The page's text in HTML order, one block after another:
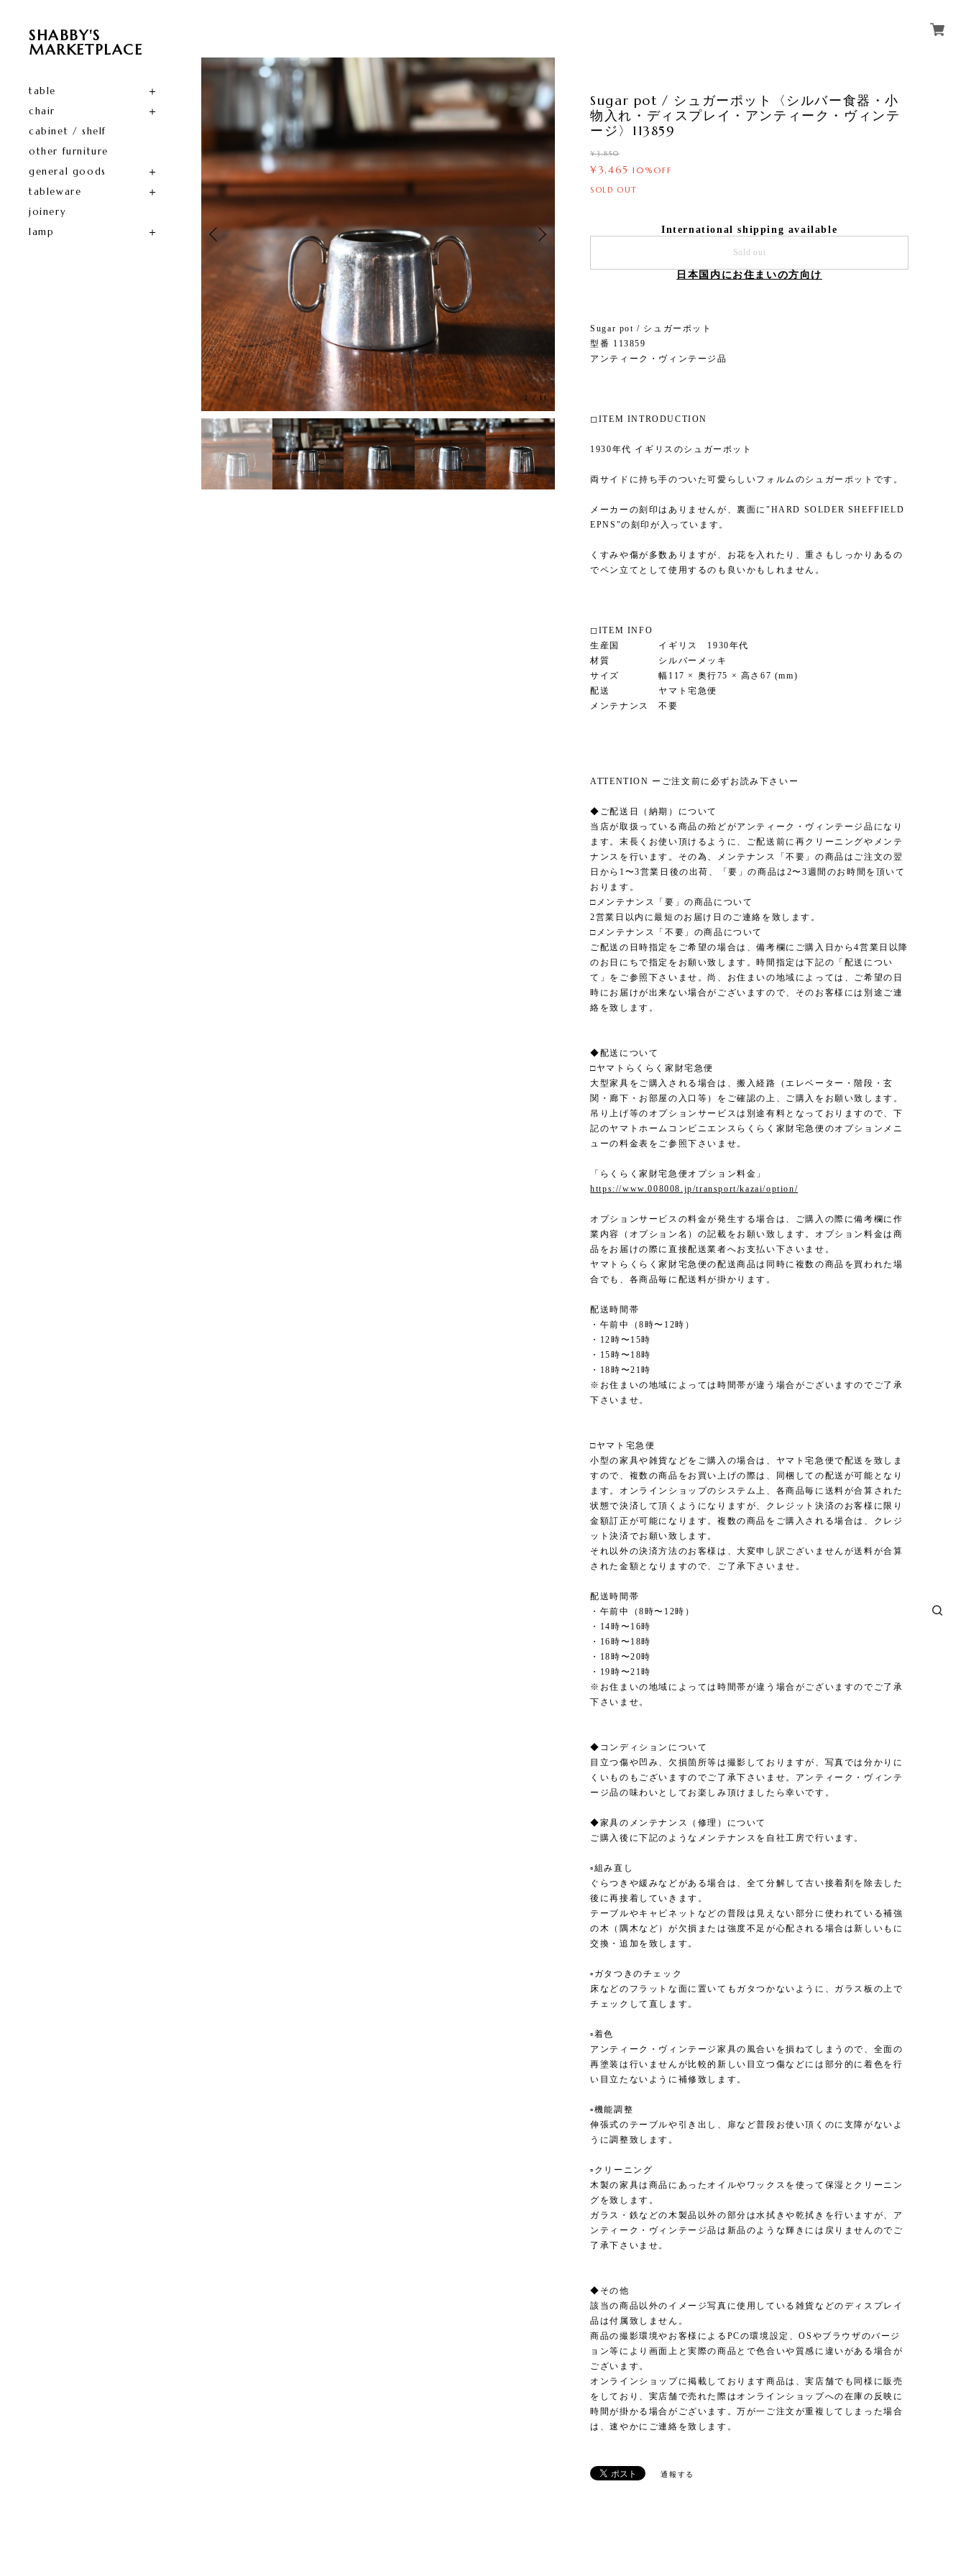
SHABBY'S
MARKETPLACE
table
chair
cabinet / shelf
other furniture
general goods
tableware
joinery
lamp
3 /13
Sugar pot / シュガーポット〈シルバー食器・小
物入れ・ディスプレイ・アンティーク・ヴィンテ
ージ〉113859
¥3,850
¥3,465 10%OFF
SOLD OUT
International shipping available
Sold out
日本国内にお住まいの方向け
Sugar pot / シュガーポット
型番 113859
アンティーク・ヴィンテージ品
◻︎ITEM INTRODUCTION
1930年代 イギリスのシュガーポット
両サイドに持ち手のついた可愛らしいフォルムのシュガーポットです。
メーカーの刻印はありませんが、裏面に"HARD SOLDER SHEFFIELD
EPNS"の刻印が入っています。
くすみや傷が多数ありますが、お花を入れたり、重さもしっかりあるの
でペン立てとして使用するのも良いかもしれません。
◻︎ITEM INFO
生産国 イギリス 1930年代
材質 シルバーメッキ
サイズ 幅117 × 奥行75 × 高さ67 (mm)
配送 ヤマト宅急便
メンテナンス 不要
ATTENTION ーご注文前に必ずお読み下さいー
◆ご配送日（納期）について
当店が取扱っている商品の殆どがアンティーク・ヴィンテージ品になり
ます。末長くお使い頂けるように、ご配送前に再クリーニングやメンテ
ナンスを行います。その為、メンテナンス「不要」の商品はご注文の翌
日から1〜3営業日後の出荷、「要」の商品は2〜3週間のお時間を頂いて
おります。
□メンテナンス「要」の商品について
2営業日以内に最短のお届け日のご連絡を致します。
□メンテナンス「不要」の商品について
ご配送の日時指定をご希望の場合は、備考欄にご購入日から4営業日以降
のお日にちで指定をお願い致します。時間指定は下記の「配送につい
て」をご参照下さいませ。尚、お住まいの地域によっては、ご希望の日
時にお届けが出来ない場合がございますので、そのお客様には別途ご連
絡を致します。
◆配送について
□ヤマトらくらく家財宅急便
大型家具をご購入される場合は、搬入経路（エレベーター・階段・玄
関・廊下・お部屋の入口等）をご確認の上、ご購入をお願い致します。
吊り上げ等のオプションサービスは別途有料となっておりますので、下
記のヤマトホームコンビニエンスらくらく家財宅急便のオプションメニ
ューの料金表をご参照下さいませ。
「らくらく家財宅急便オプション料金」
https://www.008008.jp/transport/kazai/option/
オプションサービスの料金が発生する場合は、ご購入の際に備考欄に作
業内容（オプション名）の記載をお願い致します。オプション料金は商
品をお届けの際に直接配送業者へお支払い下さいませ。
ヤマトらくらく家財宅急便の配送商品は同時に複数の商品を買われた場
合でも、各商品毎に配送料が掛かります。
配送時間帯
・午前中（8時〜12時）
・12時〜15時
・15時〜18時
・18時〜21時
※お住まいの地域によっては時間帯が違う場合がございますのでご了承
下さいませ。
□ヤマト宅急便
小型の家具や雑貨などをご購入の場合は、ヤマト宅急便で配送を致しま
すので、複数の商品をお買い上げの際は、同梱しての配送が可能となり
ます。オンラインショップのシステム上、各商品毎に送料が合算された
状態で決済して頂くようになりますが、クレジット決済のお客様に限り
金額訂正が可能になります。複数の商品をご購入される場合は、クレジ
ット決済でお願い致します。
それ以外の決済方法のお客様は、大変申し訳ございませんが送料が合算
された金額となりますので、ご了承下さいませ。
配送時間帯
・午前中（8時〜12時）
・14時〜16時
・16時〜18時
・18時〜20時
・19時〜21時
※お住まいの地域によっては時間帯が違う場合がございますのでご了承
下さいませ。
◆コンディションについて
目立つ傷や凹み、欠損箇所等は撮影しておりますが、写真では分かりに
くいものもございますのでご了承下さいませ。アンティーク・ヴィンテ
ージ品の味わいとしてお楽しみ頂けましたら幸いです。
◆家具のメンテナンス（修理）について
ご購入後に下記のようなメンテナンスを自社工房で行います。
▫︎組み直し
ぐらつきや緩みなどがある場合は、全て分解して古い接着剤を除去した
後に再接着していきます。
テーブルやキャビネットなどの普段は見えない部分に使われている補強
の木（隅木など）が欠損または強度不足が心配される場合は新しいもに
交換・追加を致します。
▫︎ガタつきのチェック
床などのフラットな面に置いてもガタつかないように、ガラス板の上で
チェックして直します。
▫︎着色
アンティーク・ヴィンテージ家具の風合いを損ねてしまうので、全面の
再塗装は行いませんが比較的新しい目立つ傷などには部分的に着色を行
い目立たないように補修致します。
▫︎機能調整
伸張式のテーブルや引き出し、扉など普段お使い頂くのに支障がないよ
うに調整致します。
▫︎クリーニング
木製の家具は商品にあったオイルやワックスを使って保湿とクリーニン
グを致します。
ガラス・鉄などの木製品以外の部分は水拭きや乾拭きを行いますが、ア
ンティーク・ヴィンテージ品は新品のような輝きには戻りませんのでご
了承下さいませ。
◆その他
該当の商品以外のイメージ写真に使用している雑貨などのディスプレイ
品は付属致しません。
商品の撮影環境やお客様によるPCの環境設定、OSやブラウザのバージ
ョン等により画面上と実際の商品とで色合いや質感に違いがある場合が
ございます。
オンラインショップに掲載しております商品は、実店舗でも同様に販売
をしており、実店舗で売れた際はオンラインショップへの在庫の反映に
時間が掛かる場合がございます。万が一ご注文が重複してしまった場合
は、速やかにご連絡を致します。
通報する